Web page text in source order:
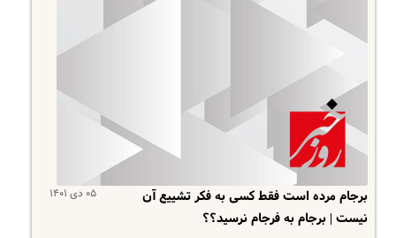
۰۵ دی ۱۴۰۱
برجام مرده است فقط کسی به فکر تشییع‌ آن
نیست | برجام به فرجام نرسید؟؟